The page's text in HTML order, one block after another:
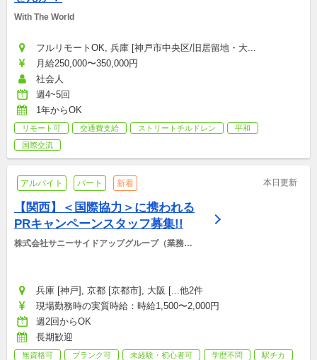
With The World
フルリモートOK, 兵庫 [神戸市中央区/旧居留地・大...
月給250,000〜350,000円
社会人
週4~5回
1年からOK
リモート可 交通費支給 ストリートチルドレン
平和
国際交流
アルバイト パート 新着 本日更新
【関西】＜国際協力＞に携われる
PRキャンペーンスタッフ募集!!
株式会社サニーサイドアップグループ（業務運
兵庫 [神戸], 京都 [京都市], 大阪 [...他2件
現場勤務時の実質時給：時給1,500〜2,000円
週2回からOK
長期歓迎
無資格可 ブランク可 未経験・初心者可 学歴不問 駅チカ